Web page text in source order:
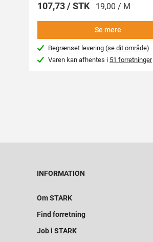
107,73 / STK 19,00 / M
Se mere
Begrænset levering(se dit område)
Varen kan afhentes i 51 forretninger
INFORMATION
Om STARK
Find forretning
Job i STARK